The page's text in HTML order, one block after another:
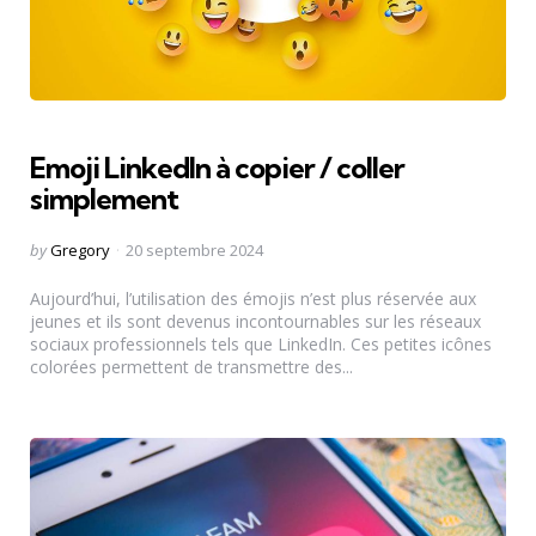
Emoji LinkedIn à copier / coller
simplement
Posted
byGregory 20 septembre 2024
Aujourd’hui, l’utilisation des émojis n’est plus réservée aux
jeunes et ils sont devenus incontournables sur les réseaux
sociaux professionnels tels que LinkedIn. Ces petites icônes
colorées permettent de transmettre des...